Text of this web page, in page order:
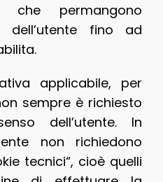
che permangono
dell’utente fino ad
applicabile, per
sempre è richiesto
dell’utente. In
non richiedono
tecnici“, cioè quelli